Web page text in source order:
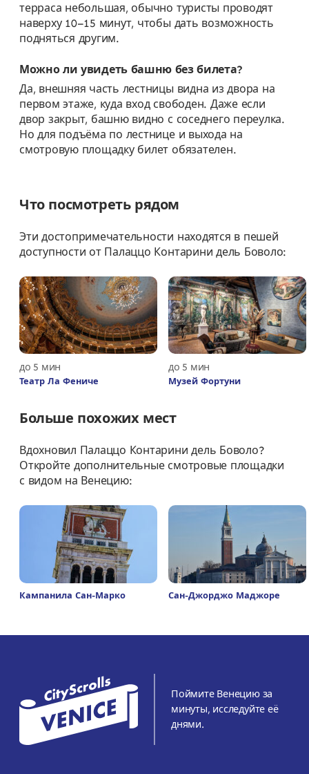
терраса небольшая, обычно туристы проводят
наверху 10–15 минут, чтобы дать возможность
подняться другим.
Можно ли увидеть башню без билета?
Да, внешняя часть лестницы видна из двора на
первом этаже, куда вход свободен. Даже если
двор закрыт, башню видно с соседнего переулка.
Но для подъёма по лестнице и выхода на
смотровую площадку билет обязателен.
Что посмотреть рядом
Эти достопримечательности находятся в пешей
доступности от Палаццо Контарини дель Боволо:
до 5 мин
Театр Ла Фениче
до 5 мин
Музей Фортуни
Больше похожих мест
Вдохновил Палаццо Контарини дель Боволо?
Откройте дополнительные смотровые площадки
с видом на Венецию:
Кампанила Сан-Марко Сан-Джорджо Маджоре
Поймите Венецию за
минуты, исследуйте её
днями.